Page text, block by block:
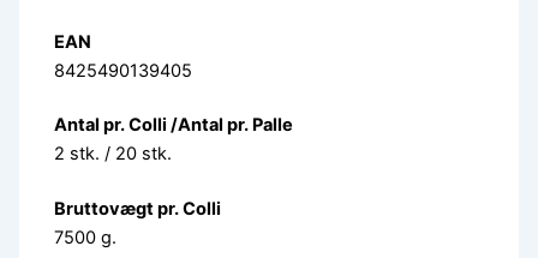
EAN
8425490139405
Antal pr. Colli /Antal pr. Palle
2 stk. / 20 stk.
Bruttovægt pr. Colli
7500 g.